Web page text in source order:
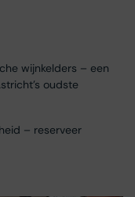
wijnkelders – een
oudste
– reserveer